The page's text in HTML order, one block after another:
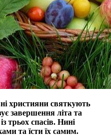
християни святкують
завершення літа та
трьох спасів. Нині
та їсти їх самим.